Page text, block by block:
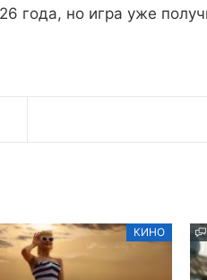
года, но игра уже
КИНО